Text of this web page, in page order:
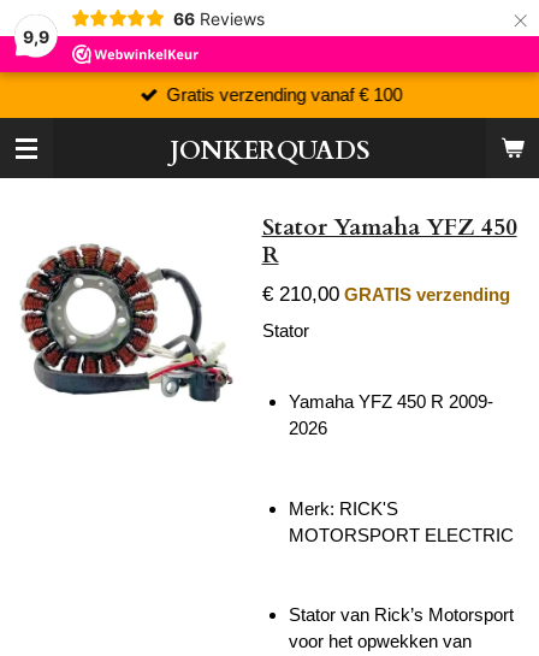
9,9
66 Reviews ×
JONKERQUADS
Gratis verzending vanaf € 100
Stator Yamaha YFZ 450
R
€ 210,00 GRATIS verzending
Stator
Yamaha YFZ 450 R 2009-
2026
Merk: RICK'S
MOTORSPORT ELECTRIC
Stator van Rick’s Motorsport
voor het opwekken van